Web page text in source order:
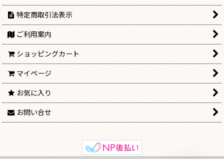
特定商取引法表示
ご利用案内
ショッピングカート
マイページ
お気に入り
お問い合せ